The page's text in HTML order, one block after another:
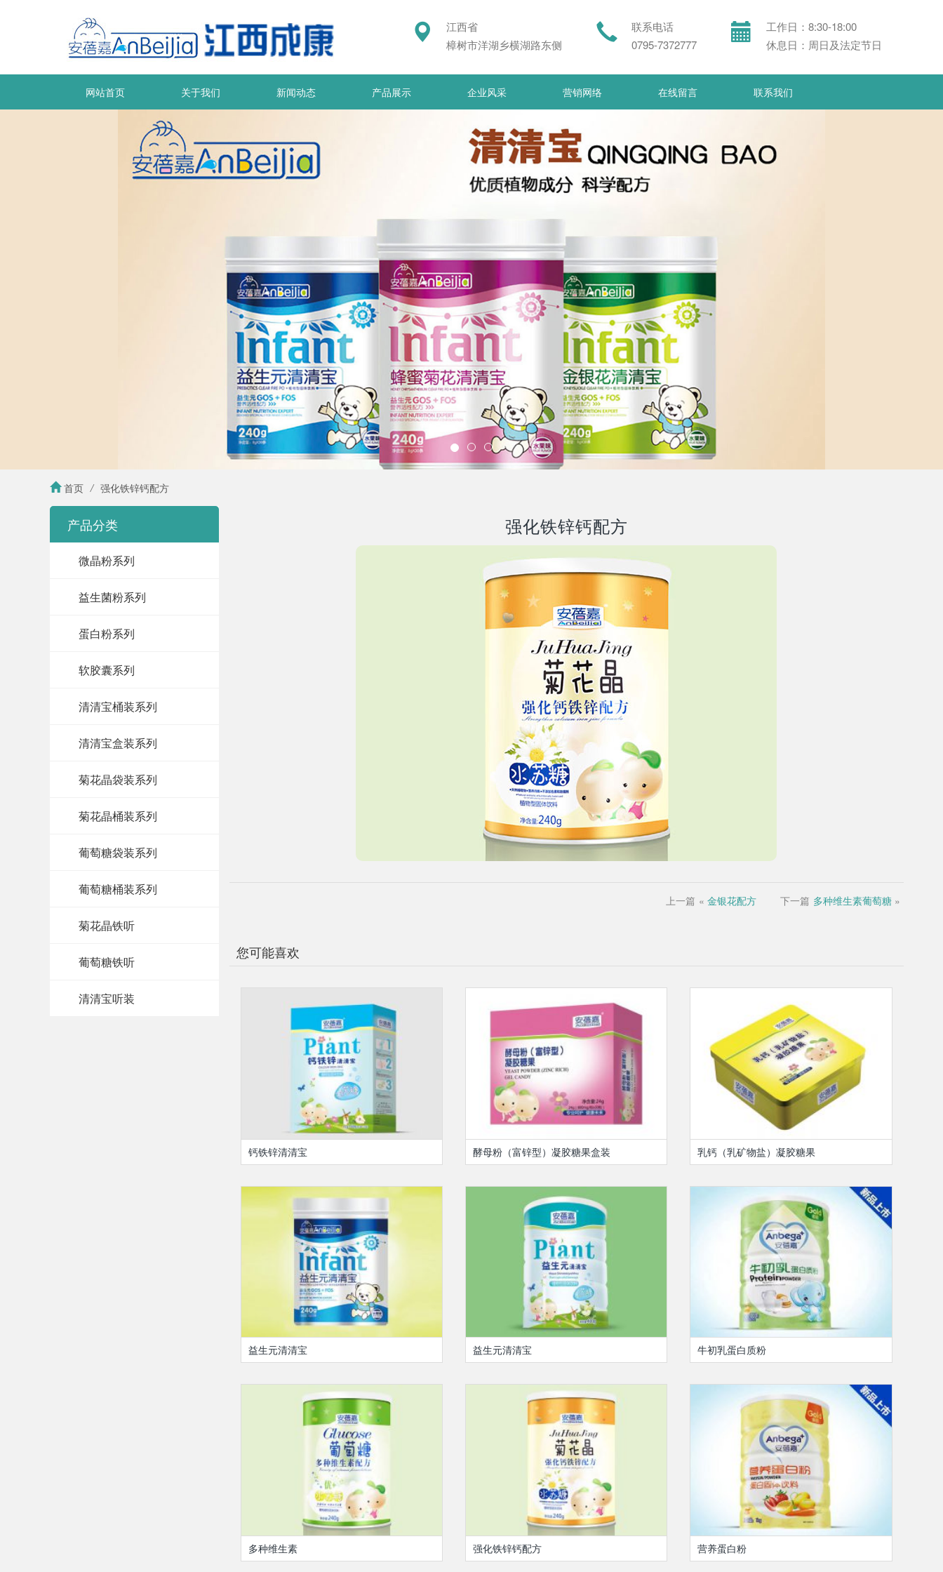
江西省
樟树市洋湖乡横湖路东侧
联系电话
0795-7372777
工作日：8:30-18:00
休息日：周日及法定节日
网站首页 关于我们 新闻动态 产品展示 企业风采 营销网络 在线留言 联系我们
首页 / 强化铁锌钙配方
产品分类
微晶粉系列
益生菌粉系列
蛋白粉系列
软胶囊系列
清清宝桶装系列
清清宝盒装系列
菊花晶袋装系列
菊花晶桶装系列
葡萄糖袋装系列
葡萄糖桶装系列
菊花晶铁听
葡萄糖铁听
清清宝听装
强化铁锌钙配方
上一篇 « 金银花配方 下一篇 多种维生素葡萄糖»
您可能喜欢
钙铁锌清清宝 酵母粉（富锌型）凝胶糖果盒装 乳钙（乳矿物盐）凝胶糖果
益生元清清宝 益生元清清宝 牛初乳蛋白质粉
多种维生素 强化铁锌钙配方 营养蛋白粉